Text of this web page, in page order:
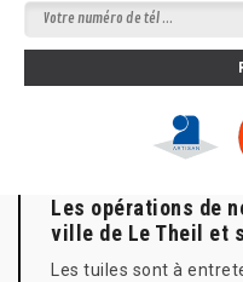
Les opérations de
ville de Le Theil et
Les tuiles sont à